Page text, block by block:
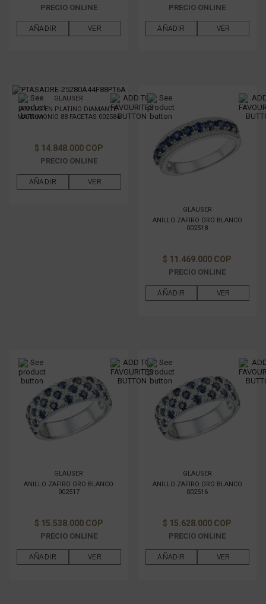
PRECIO ONLINE
AÑADIR VER
PRECIO ONLINE
AÑADIR VER
GLAUSER
ANILLO EN PLATINO DIAMANTE
MATRIMONIO 88 FACETAS 002584
$ 14.848.000 COP
PRECIO ONLINE
AÑADIR VER
GLAUSER
ANILLO ZAFIRO ORO BLANCO
002518
$ 11.469.000 COP
PRECIO ONLINE
AÑADIR VER
GLAUSER
ANILLO ZAFIRO ORO BLANCO
002517
$ 15.538.000 COP
PRECIO ONLINE
AÑADIR VER
GLAUSER
ANILLO ZAFIRO ORO BLANCO
002516
$ 15.628.000 COP
PRECIO ONLINE
AÑADIR VER